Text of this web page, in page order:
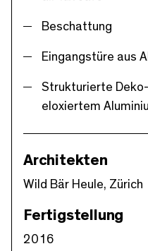
Beschattung
Eingangstüre aus
Strukturierte
eloxiertem
Architekten
Wild Bär Heule, Zürich
Fertigstellung
2016